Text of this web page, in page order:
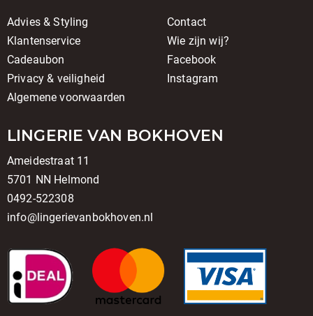
Advies & Styling
Klantenservice
Cadeaubon
Privacy & veiligheid
Algemene voorwaarden
Contact
Wie zijn wij?
Facebook
Instagram
LINGERIE VAN BOKHOVEN
Ameidestraat 11
5701 NN Helmond
0492-522308
info@lingerievanbokhoven.nl